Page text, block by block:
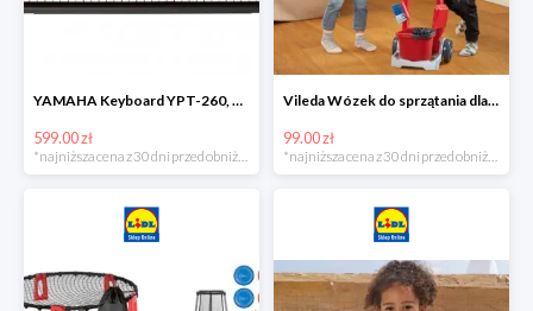
YAMAHA Keyboard YPT-260, 61 klawiszy
599.00 zł
*najniższa cena z 30 dni przed obniżką
Vileda Wózek do sprzątania dla dzieci
99.00 zł
*najniższa cena z 30 dni przed obniżką